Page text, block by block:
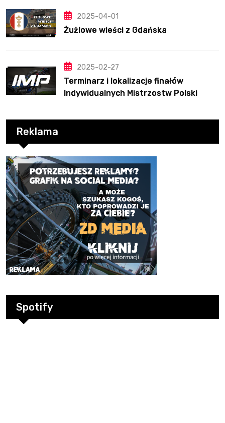
2025-04-01
Żużlowe wieści z Gdańska
2025-02-27
Terminarz i lokalizacje finałów
Indywidualnych Mistrzostw Polski
Reklama
Spotify